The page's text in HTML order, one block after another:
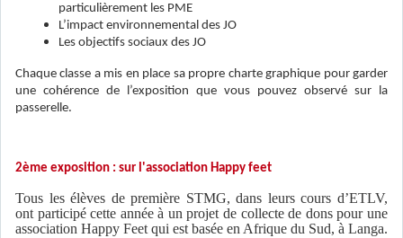
particulièrement les PME
L’impact environnemental des JO
Les objectifs sociaux des JO
Chaque classe a mis en place sa propre charte graphique pour garder
une cohérence de l’exposition que vous pouvez observé sur la
passerelle.
2ème exposition : sur l'association Happy feet
Tous les élèves de première STMG, dans leurs cours d’ETLV,
ont participé cette année à un projet de collecte de dons pour une
association Happy Feet qui est basée en Afrique du Sud, à Langa.